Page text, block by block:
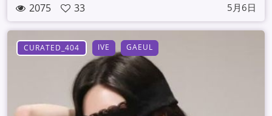
2075 33 5月6日
CURATED_404 IVE GAEUL